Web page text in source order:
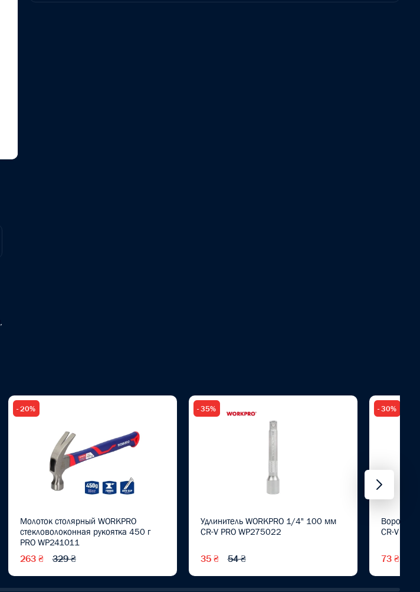
- 20%
Молоток столярный WORKPRO
стекловолоконная рукоятка 450 г
PRO WP241011
263 ₴ 329 ₴
- 35%
Удлинитель WORKPRO 1/4" 100 мм
CR-V PRO WP275022
35 ₴ 54 ₴
- 30%
Вороток
CR-V
73 ₴